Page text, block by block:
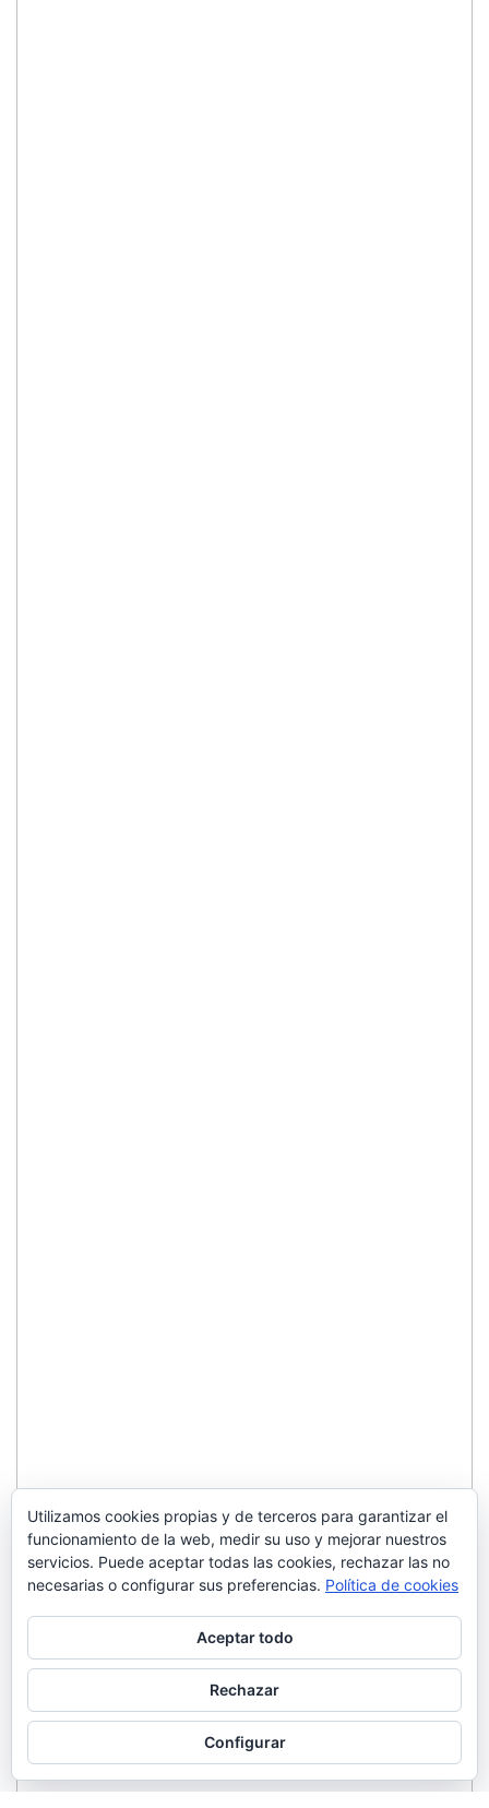
Utilizamos cookies propias y de terceros para garantizar el
funcionamiento de la web, medir su uso y mejorar nuestros
servicios. Puede aceptar todas las cookies, rechazar las no
necesarias o configurar sus preferencias. Política de cookies
Aceptar todo
Rechazar
Configurar